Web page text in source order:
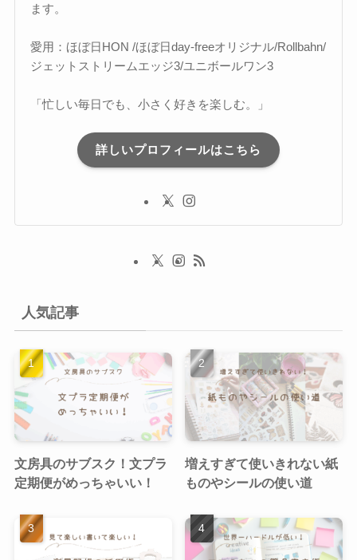
ます。
愛用：ほぼ日HON /ほぼ日day-freeオリジナル/Rollbahn/
ジェットストリームエッジ3/ユニボールワン3
「忙しい毎日でも、小さく好きを楽しむ。」
詳しいプロフィールはこちら
人気記事
文房具のサブスク！文プラ
定期便がめっちゃいい！
増えすぎて使いきれない紙
ものやシールの使い道